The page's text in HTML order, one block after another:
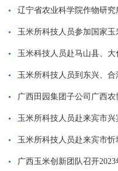
辽宁省农业科学院作物研
交流
玉米所科技人员参加国家
及南方区岗站对接会议
玉米科技人员赴马山县、
耕”科技服务
玉米所科技人员到东兴、
术服务
广西田园集团子公司广西
米所开展交流合作
玉米所科技人员赴来宾市兴
产高效行动 整建制推进粮
玉米所科技人员赴来宾市
气，做好冬种油粮生产和春
广西玉米创新团队召开